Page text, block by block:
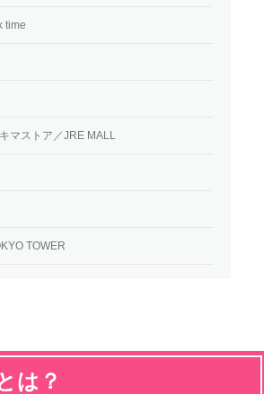
time
マストア／JRE MALL
TOWER
は？